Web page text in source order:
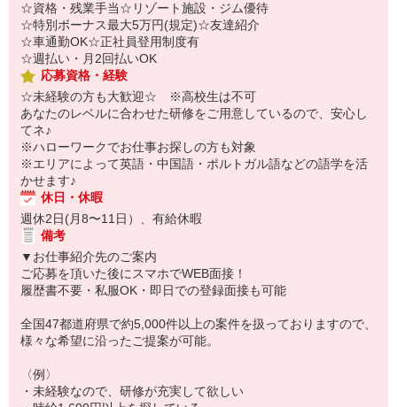
☆資格・残業手当☆リゾート施設・ジム優待
☆特別ボーナス最大5万円(規定)☆友達紹介
☆車通勤OK☆正社員登用制度有
☆週払い・月2回払いOK
応募資格・経験
☆未経験の方も大歓迎☆ ※高校生は不可
あなたのレベルに合わせた研修をご用意しているので、安心し
てネ♪
※ハローワークでお仕事お探しの方も対象
※エリアによって英語・中国語・ポルトガル語などの語学を活
かせます♪
休日・休暇
週休2日(月8〜11日）、有給休暇
備考
▼お仕事紹介先のご案内
ご応募を頂いた後にスマホでWEB面接！
履歴書不要・私服OK・即日での登録面接も可能
全国47都道府県で約5,000件以上の案件を扱っておりますので、
様々な希望に沿ったご提案が可能。
〈例〉
・未経験なので、研修が充実して欲しい